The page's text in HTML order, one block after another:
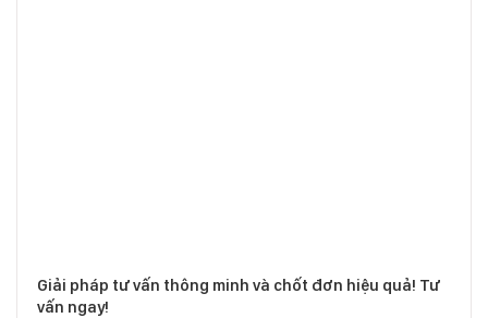
Giải pháp tư vấn thông minh và chốt đơn hiệu quả! Tư
vấn ngay!